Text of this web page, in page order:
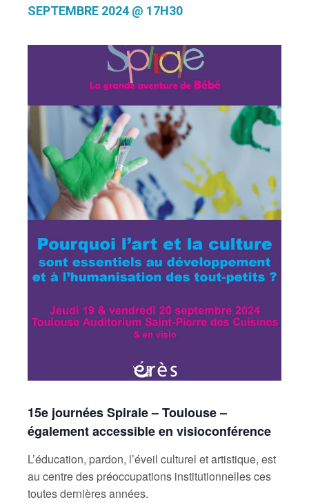
SEPTEMBRE 2024 @ 17H30
15e journées Spirale – Toulouse –
également accessible en visioconférence
L’éducation, pardon, l’éveil culturel et artistique, est
au centre des préoccupations institutionnelles ces
toutes dernières années.